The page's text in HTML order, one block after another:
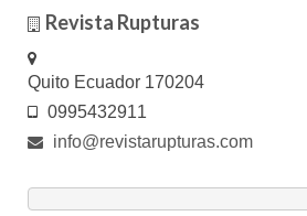
Revista Rupturas
Quito Ecuador 170204
0995432911
info@revistarupturas.com